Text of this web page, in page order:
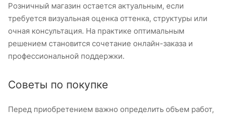
Розничный магазин остается актуальным, если
требуется визуальная оценка оттенка, структуры или
очная консультация. На практике оптимальным
решением становится сочетание онлайн-заказа и
профессиональной поддержки.
Советы по покупке
Перед приобретением важно определить объем работ,